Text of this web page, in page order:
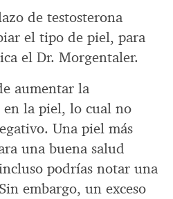
de testosterona
el tipo de piel, para
el Dr. Morgentaler.
aumentar la
en la piel, lo cual no
Una piel más
una buena salud
podrías notar una
embargo, un exceso